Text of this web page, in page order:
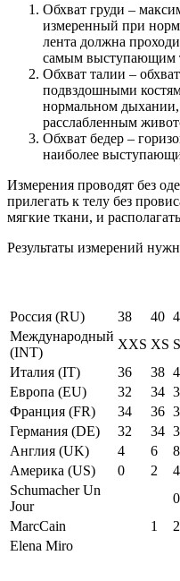
Обхват груди –
измеренный при
лента должна
самым выступающим
Обхват талии –
подвздошными
нормальном
расслабленным
Обхват бедер –
наиболее
Измерения проводят без
прилегать к телу без
мягкие ткани, и
Результаты измерений
Россия (RU)
38 40
Международный
(INT)
XXS XS S
Италия (IT)
36 38
Европа (EU)
32 34
Франция (FR)
34 36
Германия (DE)
32 34
Англия (UK)
4 6 8
Америка (US)
0 2 4
Schumacher Un
Jour
0
MarcCain
1 2
Elena Miro